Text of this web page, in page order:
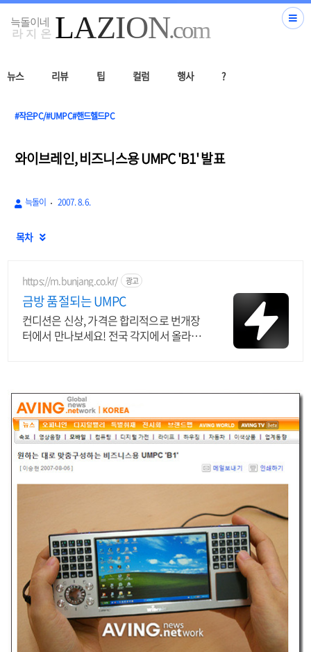
뉴스 리뷰 팁 컬럼 행사 ?
#작은PC/#UMPC#핸드헬드PC
와이브레인, 비즈니스용 UMPC 'B1' 발표
늑돌이 2007. 8. 6.
목차 
https://m.bunjang.co.kr/ 광고
금방 품절되는 UMPC
컨디션은 신상, 가격은 합리적으로 번개장
터에서 만나보세요! 전국 각지에서 올라오